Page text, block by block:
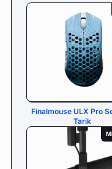
Finalmouse ULX Pro
Tarik